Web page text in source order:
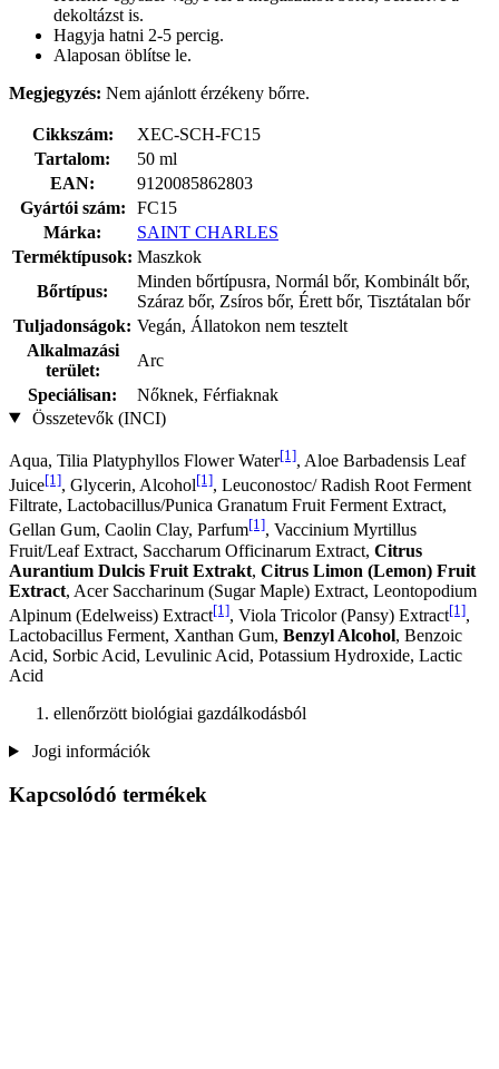
dekoltázst is.
Hagyja hatni 2-5 percig.
Alaposan öblítse le.
Megjegyzés: Nem ajánlott érzékeny bőrre.
Cikkszám:
XEC-SCH-FC15
Tartalom:
50 ml
EAN:
9120085862803
Gyártói szám:
FC15
Márka:
SAINT CHARLES
Terméktípusok: Maszkok
Bőrtípus:
Minden bőrtípusra, Normál bőr, Kombinált bőr,
Száraz bőr, Zsíros bőr, Érett bőr, Tisztátalan bőr
Tuljadonságok: Vegán, Állatokon nem tesztelt
Alkalmazási
terület:
Arc
Speciálisan:
Nőknek, Férfiaknak
Összetevők (INCI)
Aqua, Tilia Platyphyllos Flower Water[1], Aloe Barbadensis Leaf
Juice[1], Glycerin, Alcohol[1], Leuconostoc/ Radish Root Ferment
Filtrate, Lactobacillus/Punica Granatum Fruit Ferment Extract,
Gellan Gum, Caolin Clay, Parfum[1], Vaccinium Myrtillus
Fruit/Leaf Extract, Saccharum Officinarum Extract, Citrus
Aurantium Dulcis Fruit Extrakt, Citrus Limon (Lemon) Fruit
Extract, Acer Saccharinum (Sugar Maple) Extract, Leontopodium
Alpinum (Edelweiss) Extract[1], Viola Tricolor (Pansy) Extract[1],
Lactobacillus Ferment, Xanthan Gum, Benzyl Alcohol, Benzoic
Acid, Sorbic Acid, Levulinic Acid, Potassium Hydroxide, Lactic
Acid
ellenőrzött biológiai gazdálkodásból
Jogi információk
Kapcsolódó termékek